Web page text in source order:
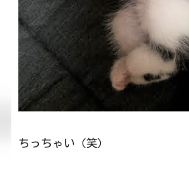
ちっちゃい（笑）